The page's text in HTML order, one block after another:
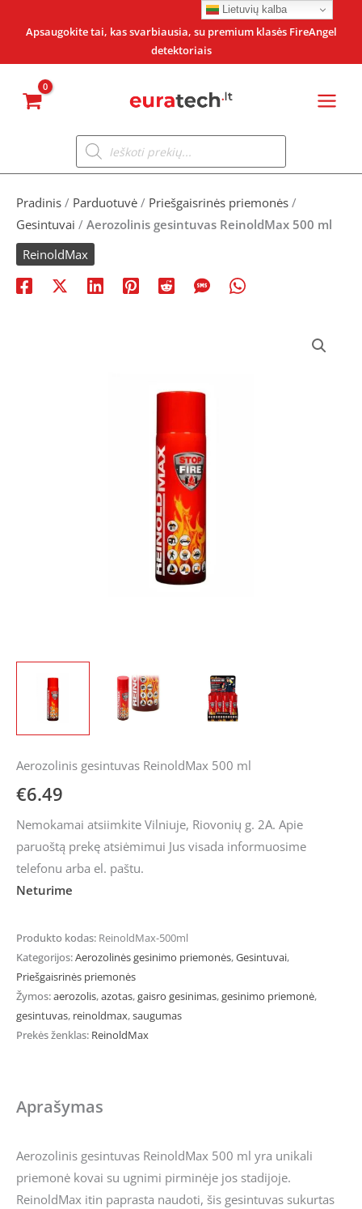
Apsaugokite tai, kas svarbiausia, su premium klasės FireAngel
detektoriais
Products
search
Pradinis / Parduotuvė / Priešgaisrinės priemonės /
Gesintuvai / Aerozolinis gesintuvas ReinoldMax 500 ml
ReinoldMax
Aerozolinis gesintuvas ReinoldMax 500 ml
€6.49
Nemokamai atsiimkite Vilniuje, Riovonių g. 2A. Apie
paruoštą prekę atsiėmimui Jus visada informuosime
telefonu arba el. paštu.
Neturime
Produkto kodas: ReinoldMax-500ml
Kategorijos:Aerozolinės gesinimo priemonės,Gesintuvai,
Priešgaisrinės priemonės
Žymos:aerozolis,azotas,gaisro gesinimas,gesinimo priemonė,
gesintuvas, reinoldmax,saugumas
Prekės ženklas: ReinoldMax
Aprašymas
Aerozolinis gesintuvas ReinoldMax 500 ml yra unikali
priemonė kovai su ugnimi pirminėje jos stadijoje.
ReinoldMax itin paprasta naudoti, šis gesintuvas sukurtas
Lietuvių kalba